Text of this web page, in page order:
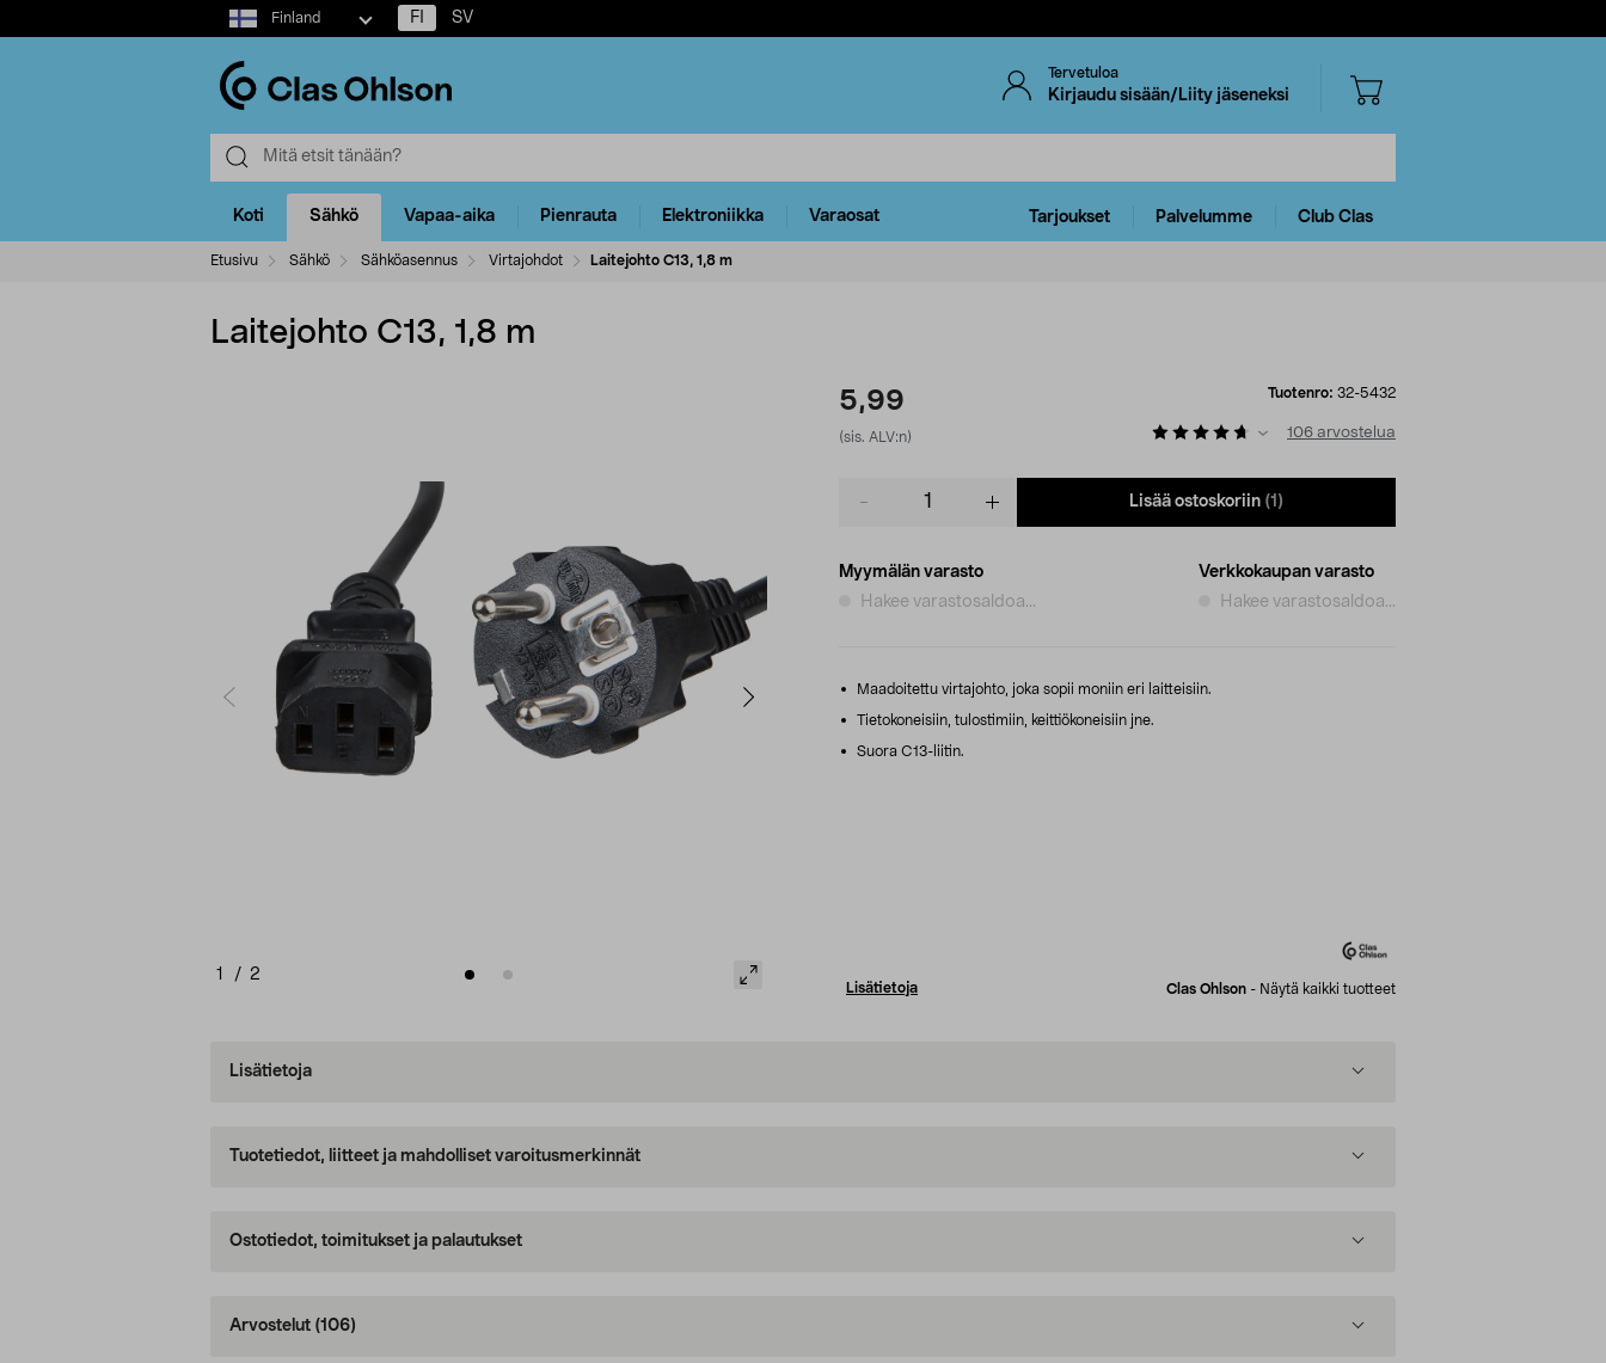
Select
market
Finland FI SV
Tervetuloa
Kirjaudu sisään/Liity jäseneksi
Koti Sähkö Vapaa-aika Pienrauta Elektroniikka Varaosat Tarjoukset Palvelumme Club Clas
Etusivu Sähkö Sähköasennus Virtajohdot Laitejohto C13, 1,8 m
Laitejohto C13, 1,8 m
1 / 2
5,99
(sis. ALV:n)
Tuotenro: 32-5432
106 arvostelua
Lisää ostoskoriin (1)
Myymälän varasto
Hakee varastosaldoa...
Verkkokaupan varasto
Hakee varastosaldoa...
Maadoitettu virtajohto, joka sopii moniin eri laitteisiin.
Tietokoneisiin, tulostimiin, keittiökoneisiin jne.
Suora C13-liitin.
Lisätietoja Clas Ohlson - Näytä kaikki tuotteet
Lisätietoja
Tuotetiedot, liitteet ja mahdolliset varoitusmerkinnät
Ostotiedot, toimitukset ja palautukset
Arvostelut (106)